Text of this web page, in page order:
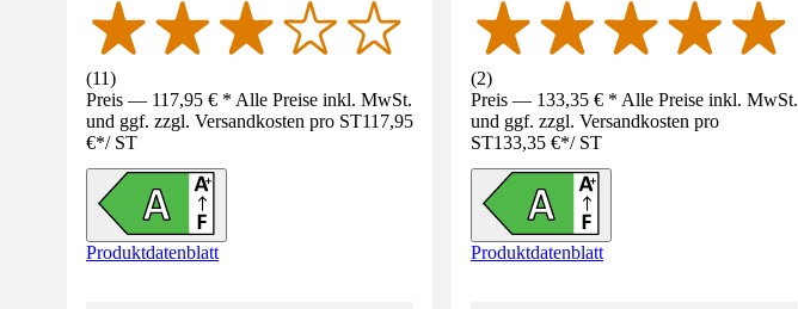
(11)
Preis — 117,95 € * Alle Preise inkl. MwSt.
und ggf. zzgl. Versandkosten pro ST117,95
€*/ ST
Produktdatenblatt
(2)
Preis — 133,35 € * Alle Preise inkl. MwSt.
und ggf. zzgl. Versandkosten pro
ST133,35 €*/ ST
Produktdatenblatt